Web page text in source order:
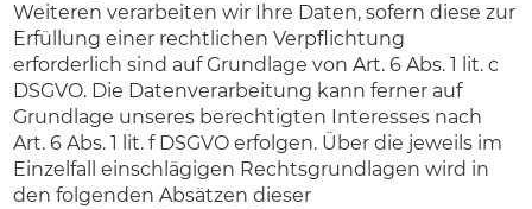
Weiteren verarbeiten wir Ihre Daten, sofern diese zur
Erfüllung einer rechtlichen Verpflichtung
erforderlich sind auf Grundlage von Art. 6 Abs. 1 lit. c
DSGVO. Die Datenverarbeitung kann ferner auf
Grundlage unseres berechtigten Interesses nach
Art. 6 Abs. 1 lit. f DSGVO erfolgen. Über die jeweils im
Einzelfall einschlägigen Rechtsgrundlagen wird in
den folgenden Absätzen dieser